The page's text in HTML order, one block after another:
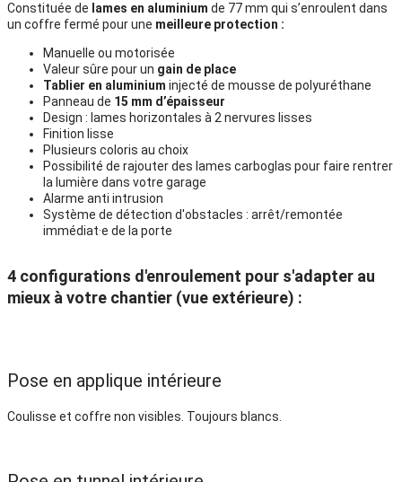
Constituée de lames en aluminium de 77 mm qui s’enroulent dans
un coffre fermé pour une meilleure protection :
Manuelle ou motorisée
Valeur sûre pour un gain de place
Tablier en aluminium injecté de mousse de polyuréthane
Panneau de 15 mm d’épaisseur
Design : lames horizontales à 2 nervures lisses
Finition lisse
Plusieurs coloris au choix
Possibilité de rajouter des lames carboglas pour faire rentrer
la lumière dans votre garage
Alarme anti intrusion
Système de détection d'obstacles : arrêt/remontée
immédiat·e de la porte
4 configurations d'enroulement pour s'adapter au
mieux à votre chantier (vue extérieure) :
Pose en applique intérieure
Coulisse et coffre non visibles. Toujours blancs.